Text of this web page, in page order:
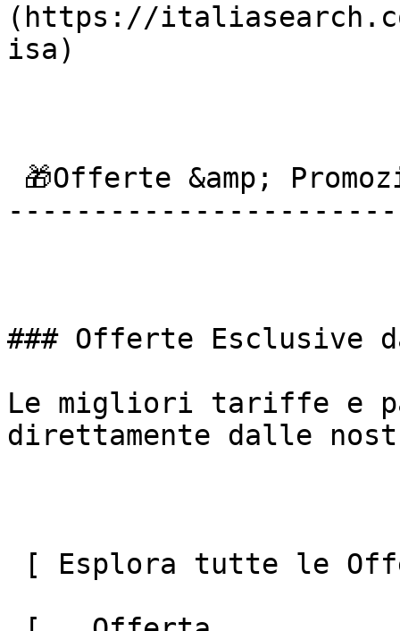
(https://
isa)
### Offerte Esclusive
Le migliori tariffe e
direttamente dalle